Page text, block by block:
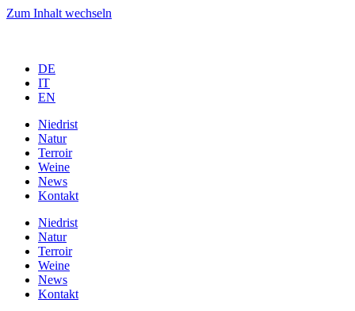
Zum Inhalt wechseln
DE
IT
EN
Niedrist
Natur
Terroir
Weine
News
Kontakt
Niedrist
Natur
Terroir
Weine
News
Kontakt